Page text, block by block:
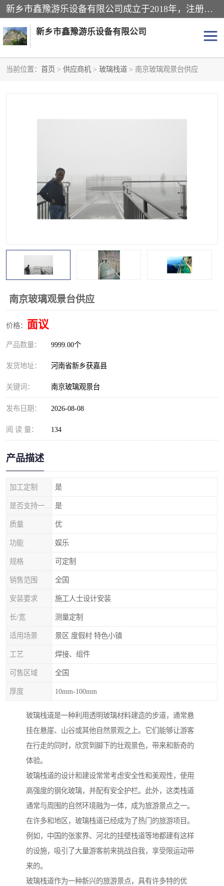
新乡市鑫豫游乐设备有限公司成立于2018年，注册地位于河南省。经营范围包括游乐设备、滑索、滑道、空中自行车、吊桥、拓展器材、攀岩器材、趣桥、悬崖秋千、网红桥、儿童乐园设备、水上乐园设备、丛林穿越设备、音乐呐喊设备、轨道滑车、栈道、玻璃滑道、观景平台、景观包装的设计、制造、销售、安装、维修，景区策划服务。
新乡市鑫豫游乐设备有限公司
当前位置： 首页 > 供应商机 > 玻璃栈道 > 南京玻璃观景台供应
南京玻璃观景台供应
价格： 面议
产品数量： 9999.00个
发货地址： 河南省新乡获嘉县
关键词： 南京玻璃观景台
发布日期： 2026-08-08
阅 读 量： 134
产品描述
加工定制 是
是
质量 优
功能 娱乐
规格 可定制
销售范围 全国
安装要求 施工人士设计安装
长/宽 测量定制
适用场景 景区 度假村 特色小镇
工艺 焊接、组件
可售区域 全国
厚度 10mm-100mm
玻璃栈道是一种利用透明玻璃材料建造的步道，通常悬
挂在悬崖、山谷或其他自然景观之上。它们能够让游客
在行走的同时，欣赏到脚下的壮观景色，带来和新奇的
体验。
玻璃栈道的设计和建设常常考虑安全性和美观性，使用
高强度的钢化玻璃，并配有安全护栏。此外，这类栈道
通常与周围的自然环境融为一体，成为旅游景点之一。
在许多和地区，玻璃栈道已经成为了热门的旅游项目。
例如，中国的张家界、河北的挂壁栈道等地都建有这样
的设施，吸引了大量游客前来挑战自我，享受限运动带
来的。
玻璃栈道作为一种新兴的旅游景点，具有许多特的优
空中自行车
玻璃滑道
丛林穿越设备
玻璃栈道